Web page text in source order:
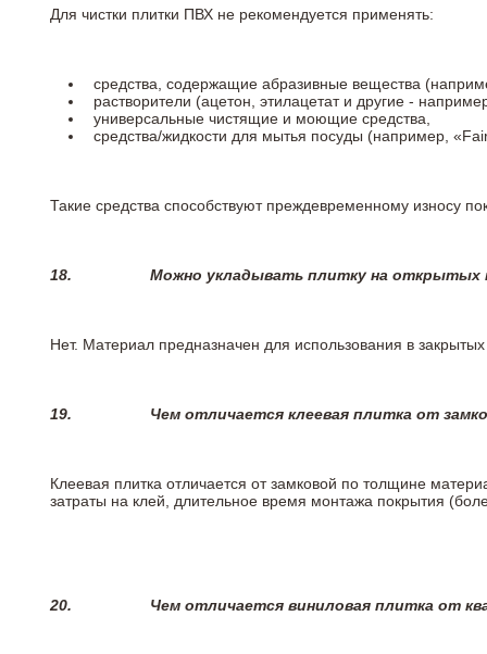
Для чистки плитки ПВХ не рекомендуется применять:
средства, содержащие абразивные вещества
растворители (ацетон, этилацетат и другие -
универсальные чистящие и моющие средства,
средства/жидкости для мытья посуды (например,
Такие средства способствуют преждевременному износу
18. Можно укладывать плитку на открытых
Нет. Материал предназначен для использования в
19. Чем отличается клеевая плитка от
Клеевая плитка отличается от замковой по толщине
затраты на клей, длительное время монтажа покрытия
20. Чем отличается виниловая плитка от